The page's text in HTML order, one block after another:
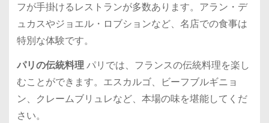
フが手掛けるレストランが多数あります。アラン・デ
ュカスやジョエル・ロブションなど、名店での食事は
特別な体験です。
パリの伝統料理パリでは、フランスの伝統料理を楽し
むことができます。エスカルゴ、ビーフブルギニョ
ン、クレームブリュレなど、本場の味を堪能してくだ
さい。